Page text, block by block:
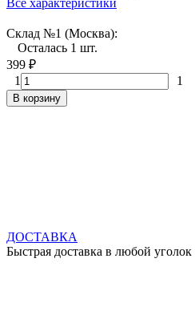
Склад №1 (Москва):
Осталась 1 шт.
399 ₽
1 1
В корзину
ДОСТАВКА
Быстрая доставка в любой